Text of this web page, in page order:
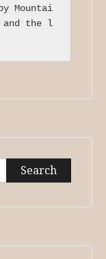
Mountai
and the l